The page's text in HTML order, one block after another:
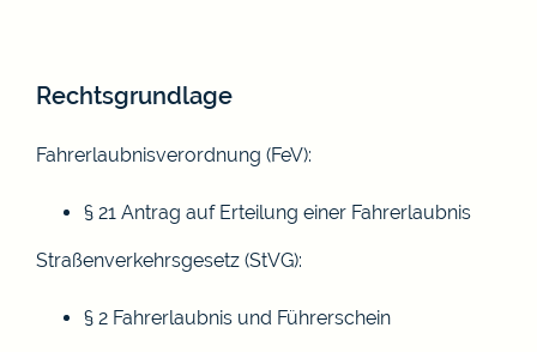
Rechtsgrundlage
Fahrerlaubnisverordnung (FeV):
§ 21 Antrag auf Erteilung einer Fahrerlaubnis
Straßenverkehrsgesetz (StVG):
§ 2 Fahrerlaubnis und Führerschein